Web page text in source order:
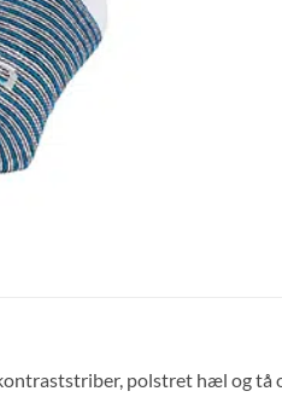
polstret hæl og